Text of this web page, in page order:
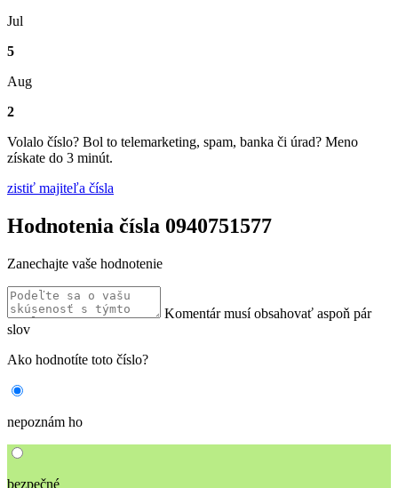
Jul
5
Aug
2
Volalo číslo? Bol to telemarketing, spam, banka či úrad? Meno
získate do 3 minút.
zistiť majiteľa čísla
Hodnotenia čísla 0940751577
Zanechajte vaše hodnotenie
Komentár musí obsahovať aspoň pár
slov
Ako hodnotíte toto číslo?
nepoznám ho
bezpečné